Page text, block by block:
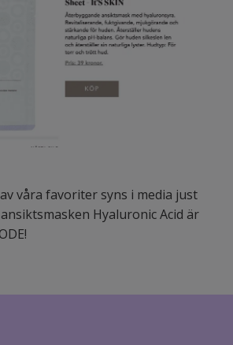
våra favoriter syns i media just
Hyaluronic Acid är